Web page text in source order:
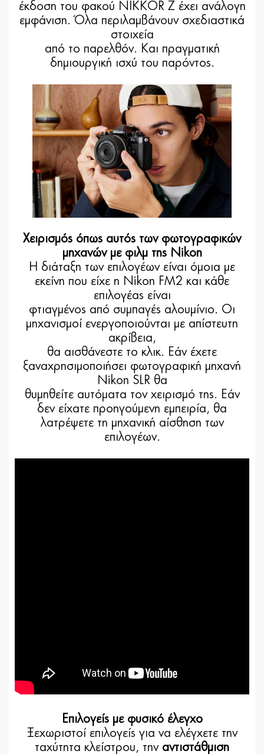
έκδοση του φακού NIKKOR Z έχει ανάλογη
εμφάνιση. Όλα περιλαμβάνουν σχεδιαστικά
στοιχεία
από το παρελθόν. Και πραγματική
δημιουργική ισχύ του παρόντος.
Χειρισμός όπως αυτός των φωτογραφικών
μηχανών με φιλμ της Nikon
Η διάταξη των επιλογέων είναι όμοια με
εκείνη που είχε η Nikon FM2 και κάθε
επιλογέας είναι
φτιαγμένος από συμπαγές αλουμίνιο. Οι
μηχανισμοί ενεργοποιούνται με απίστευτη
ακρίβεια,
θα αισθάνεστε το κλικ. Εάν έχετε
ξαναχρησιμοποιήσει φωτογραφική μηχανή
Nikon SLR θα
θυμηθείτε αυτόματα τον χειρισμό της. Εάν
δεν είχατε προηγούμενη εμπειρία, θα
λατρέψετε τη μηχανική αίσθηση των
επιλογέων.
Επιλογείς με φυσικό έλεγχο
Ξεχωριστοί επιλογείς για να ελέγχετε την
ταχύτητα κλείστρου, την αντιστάθμιση